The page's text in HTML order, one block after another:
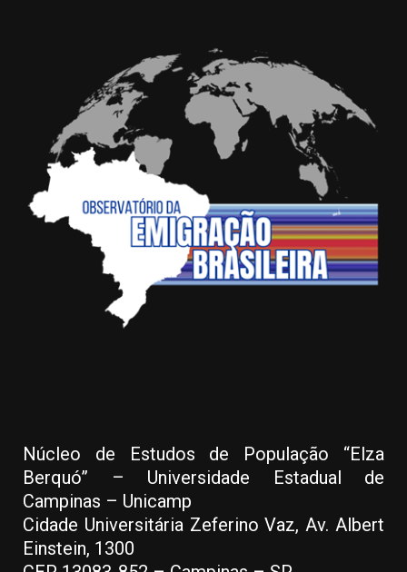
Núcleo de Estudos de População “Elza
Berquó” – Universidade Estadual de
Campinas – Unicamp
Cidade Universitária Zeferino Vaz, Av. Albert
Einstein, 1300